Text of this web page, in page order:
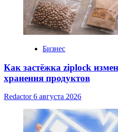
Бизнес
Как застёжка ziplock
хранения продуктов
Redactor6 августа 2026